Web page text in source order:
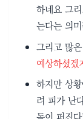
하네요 그
는다는 의
그리고 많
예상하셨겠
하지만 상
려 피가 난
독이 퍼진